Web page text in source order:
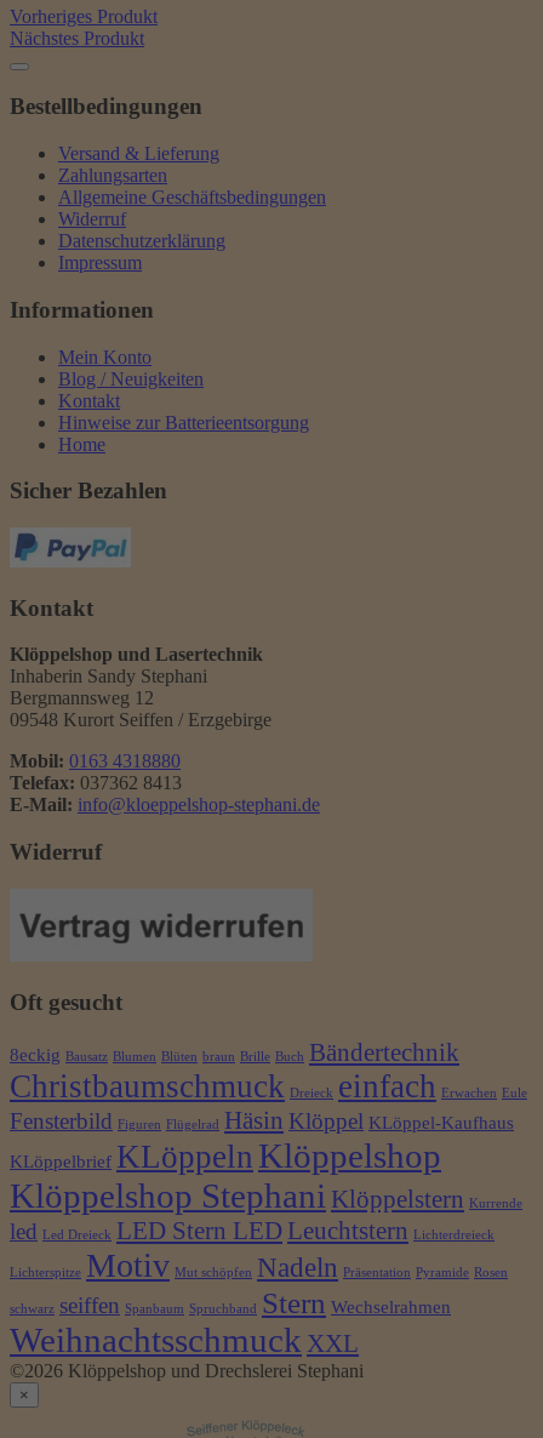
Vorheriges Produkt
Nächstes Produkt
Bestellbedingungen
Versand & Lieferung
Zahlungsarten
Allgemeine Geschäftsbedingungen
Widerruf
Datenschutzerklärung
Impressum
Informationen
Mein Konto
Blog / Neuigkeiten
Kontakt
Hinweise zur Batterieentsorgung
Home
Sicher Bezahlen
Kontakt
Klöppelshop und Lasertechnik
Inhaberin Sandy Stephani
Bergmannsweg 12
09548 Kurort Seiffen / Erzgebirge
Mobil: 0163 4318880
Telefax: 037362 8413
E-Mail: info@kloeppelshop-stephani.de
Widerruf
Oft gesucht
8eckig Bausatz Blumen Blüten braun Brille Buch Bändertechnik
Christbaumschmuck Dreieck einfach Erwachen Eule
Fensterbild Figuren Flügelrad Häsin Klöppel KLöppel-Kaufhaus
KLöppelbrief KLöppeln Klöppelshop
Klöppelshop Stephani Klöppelstern Kurrende
led Led Dreieck LED Stern LED Leuchtstern Lichterdreieck
Lichterspitze Motiv Mut schöpfen Nadeln Präsentation Pyramide Rosen
schwarz seiffen Spanbaum Spruchband Stern Wechselrahmen
Weihnachtsschmuck XXL
©2026 Klöppelshop und Drechslerei Stephani
×